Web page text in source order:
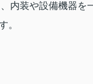
内装や設備機器を
。